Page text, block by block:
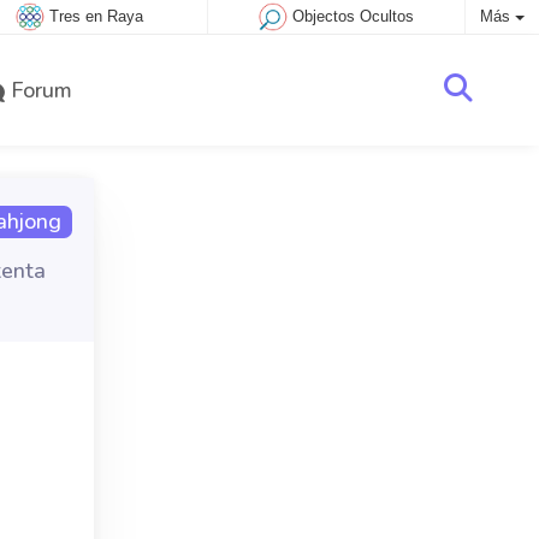
Tres en Raya Objectos Ocultos Más
Forum